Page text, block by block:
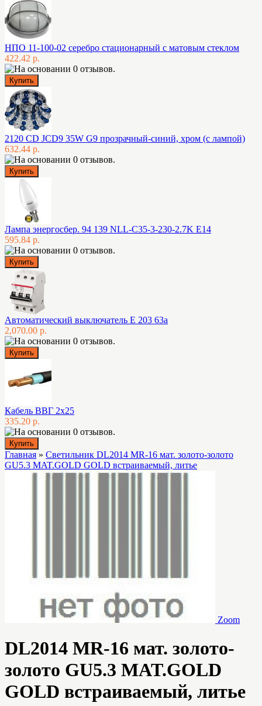
НПО 11-100-02 серебро стационарный с матовым стеклом
422.42 р.
2120 CD JCD9 35W G9 прозрачный-синий, хром (с лампой)
632.44 р.
Лампа энергосбер. 94 139 NLL-C35-3-230-2.7K E14
595.84 р.
Автоматический выключатель E 203 63а
2,070.00 р.
Кабель ВВГ 2х25
335.20 р.
Главная » Светильник DL2014 MR-16 мат. золото-золото
GU5.3 MAT.GOLD GOLD встраиваемый, литье
Zoom
DL2014 MR-16 мат. золото-
золото GU5.3 MAT.GOLD
GOLD встраиваемый, литье